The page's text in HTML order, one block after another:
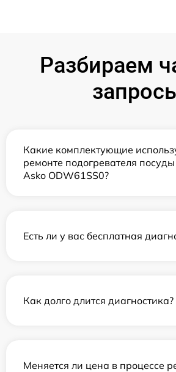
Разбираем
Какие комплектующие
ремонте подогревателя
Asko ODW61SS0?
Есть ли у вас бесплатная
Как долго длится диагностика?
Меняется ли цена в процессе